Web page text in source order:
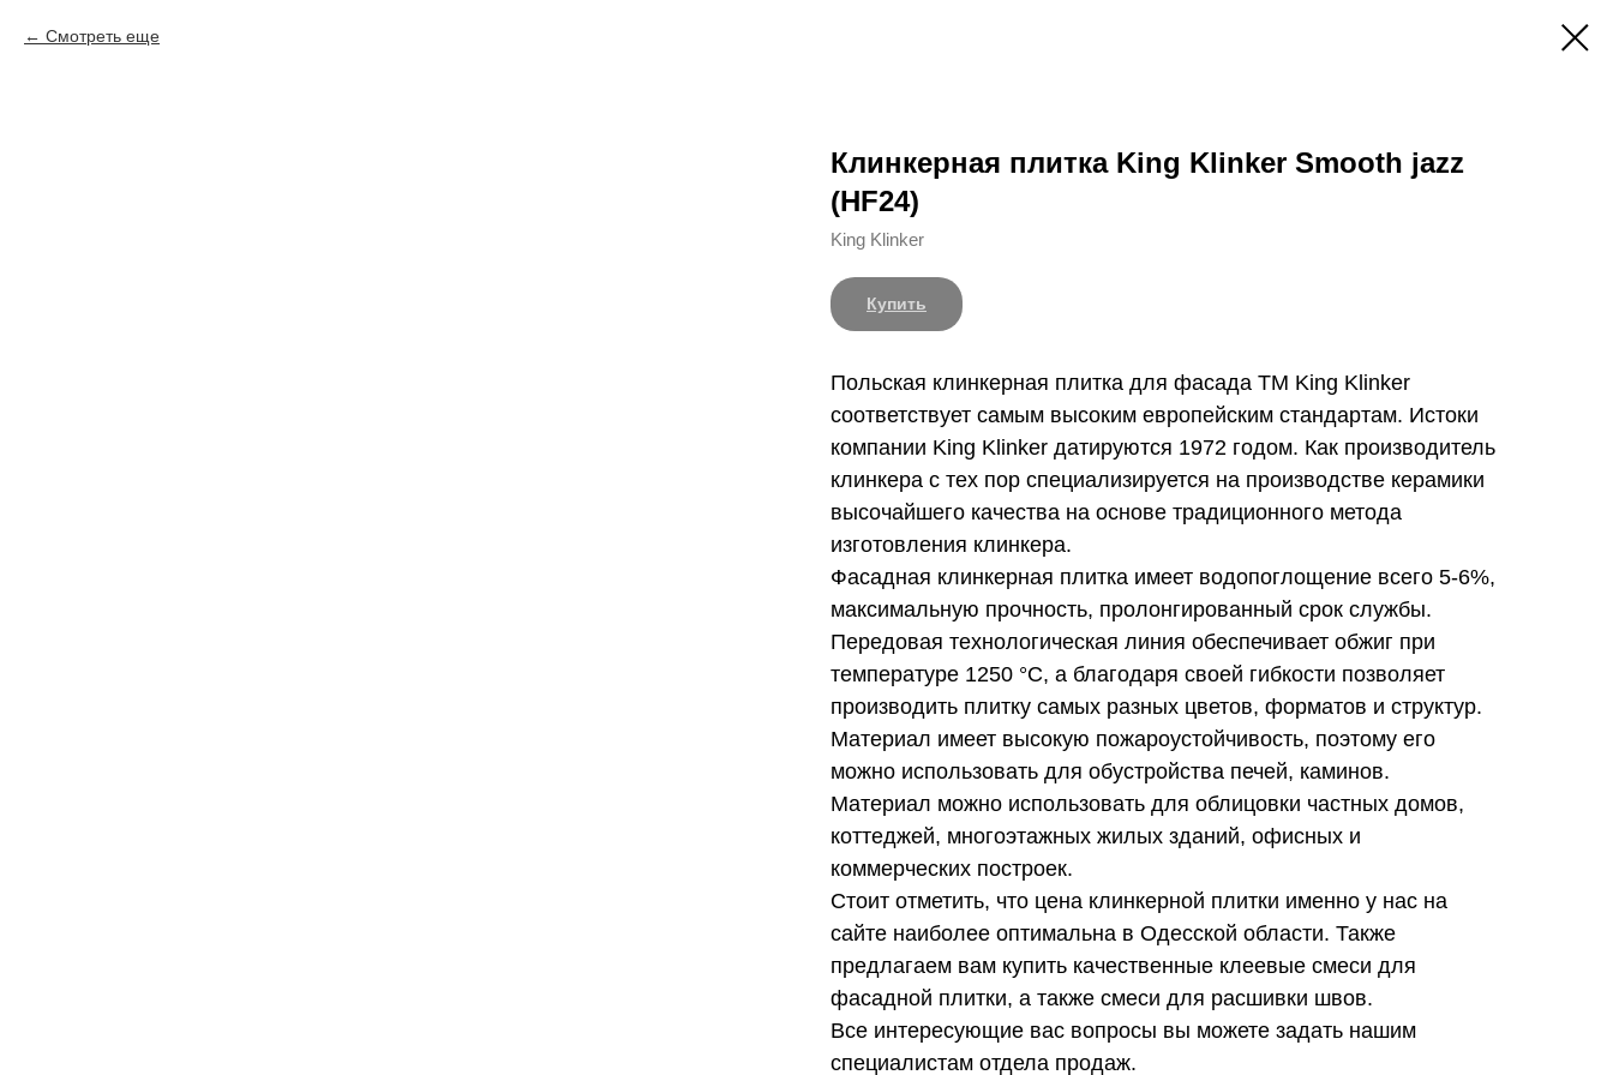
Смотреть еще
Клинкерная плитка King Klinker Smooth jazz
(HF24)
King Klinker
Купить
Польская клинкерная плитка для фасада ТМ King Klinker
соответствует самым высоким европейским стандартам. Истоки
компании King Klinker датируются 1972 годом. Как производитель
клинкера с тех пор специализируется на производстве керамики
высочайшего качества на основе традиционного метода
изготовления клинкера.
Фасадная клинкерная плитка имеет водопоглощение всего 5-6%,
максимальную прочность, пролонгированный срок службы.
Передовая технологическая линия обеспечивает обжиг при
температуре 1250 °C, а благодаря своей гибкости позволяет
производить плитку самых разных цветов, форматов и структур.
Материал имеет высокую пожароустойчивость, поэтому его
можно использовать для обустройства печей, каминов.
Материал можно использовать для облицовки частных домов,
коттеджей, многоэтажных жилых зданий, офисных и
коммерческих построек.
Стоит отметить, что цена клинкерной плитки именно у нас на
сайте наиболее оптимальна в Одесской области. Также
предлагаем вам купить качественные клеевые смеси для
фасадной плитки, а также смеси для расшивки швов.
Все интересующие вас вопросы вы можете задать нашим
специалистам отдела продаж.